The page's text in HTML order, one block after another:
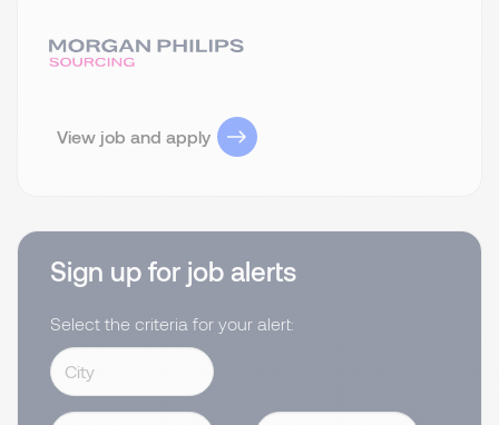
View job and apply
Sign up for job alerts
Select the criteria for your alert: